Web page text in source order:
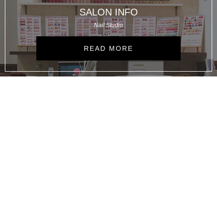
SALON INFO
Nail Studio
READ MORE